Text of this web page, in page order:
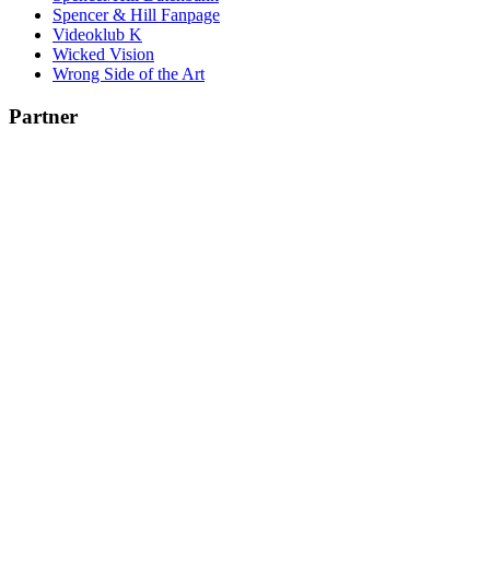
Spencer & Hill Fanpage
Videoklub K
Wicked Vision
Wrong Side of the Art
Partner